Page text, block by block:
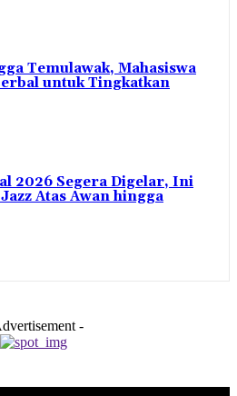
Temulawak, Mahasiswa
untuk Tingkatkan
2026 Segera Digelar, Ini
Atas Awan hingga
-